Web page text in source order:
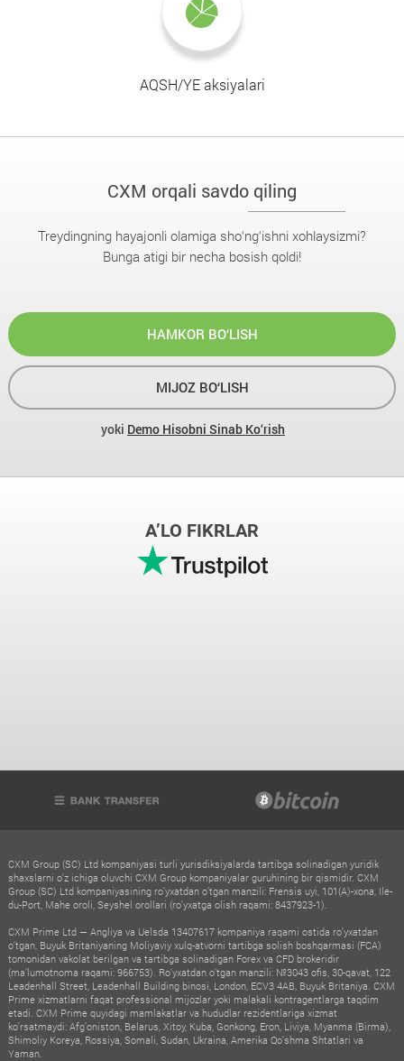
AQSH/YE aksiyalari
CXM orqali savdo qiling
Treydingning hayajonli olamiga sho‘ng‘ishni xohlaysizmi?
Bunga atigi bir necha bosish qoldi!
HAMKOR BO‘LISH
MIJOZ BO‘LISH
yoki Demo Hisobni Sinab Ko‘rish
A’LO FIKRLAR
CXM Group (SC) Ltd kompaniyasi turli yurisdiksiyalarda tartibga solinadigan yuridik
shaxslarni o‘z ichiga oluvchi CXM Group kompaniyalar guruhining bir qismidir. CXM
Group (SC) Ltd kompaniyasining ro‘yxatdan o‘tgan manzili: Frensis uyi, 101(A)-xona, Ile-
du-Port, Mahe oroli, Seyshel orollari (ro‘yxatga olish raqami: 8437923-1).
CXM Prime Ltd — Angliya va Uelsda 13407617 kompaniya raqami ostida ro‘yxatdan
o‘tgan, Buyuk Britaniyaning Moliyaviy xulq-atvorni tartibga solish boshqarmasi (FCA)
tomonidan vakolat berilgan va tartibga solinadigan Forex va CFD brokeridir
(ma’lumotnoma raqami: 966753). Ro‘yxatdan o‘tgan manzili: №3043 ofis, 30-qavat, 122
Leadenhall Street, Leadenhall Building binosi, London, ECV3 4AB, Buyuk Britaniya. CXM
Prime xizmatlarni faqat professional mijozlar yoki malakali kontragentlarga taqdim
etadi. CXM Prime quyidagi mamlakatlar va hududlar rezidentlariga xizmat
ko‘rsatmaydi: Afg‘oniston, Belarus, Xitoy, Kuba, Gonkong, Eron, Liviya, Myanma (Birma),
Shimoliy Koreya, Rossiya, Somali, Sudan, Ukraina, Amerika Qo‘shma Shtatlari va
Yaman.